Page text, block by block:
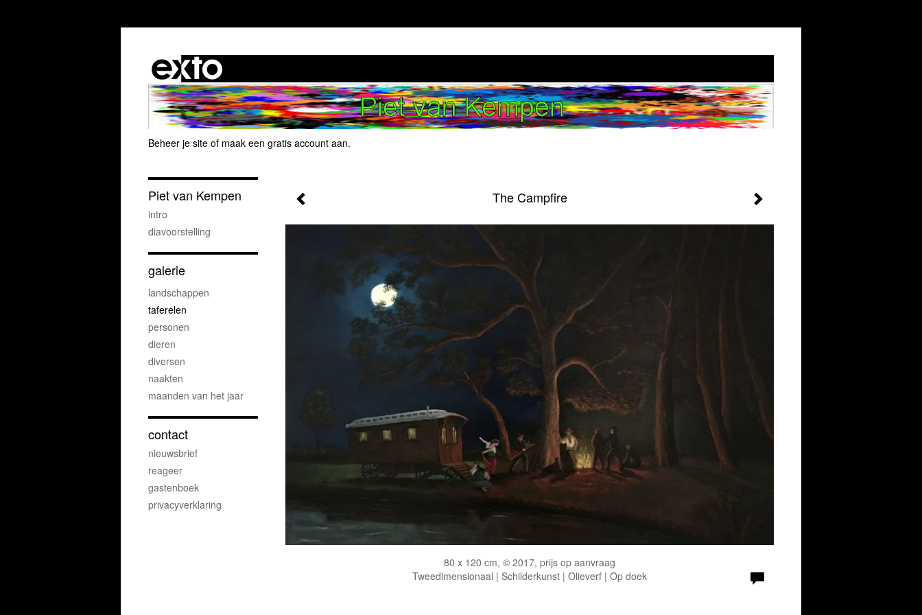
Beheer je site of maak een gratis account aan.
The Campfire
80 x 120 cm, © 2017, prijs op aanvraag
Tweedimensionaal | Schilderkunst | Olieverf | Op doek
Piet van Kempen
intro
diavoorstelling
galerie
landschappen
taferelen
personen
dieren
diversen
naakten
maanden van het jaar
contact
nieuwsbrief
reageer
gastenboek
privacyverklaring